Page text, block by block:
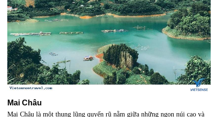
Mai Châu
Mai Châu là một thung lũng quyến rũ nằm giữa những ngọn núi cao và